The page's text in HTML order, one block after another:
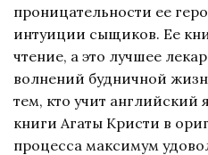
проницательности ее
интуиции сыщиков. Ее
чтение, а это лучшее
волнений будничной
тем, кто учит английский
книги Агаты Кристи в
процесса максимум